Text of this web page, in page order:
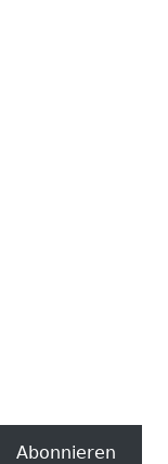
Abonnieren